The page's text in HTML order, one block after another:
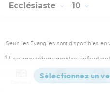
Ecclésiaste 10
Seuls les Évangiles sont disponibles en
1 Les mouches mortes
parfumeur ; de même, un peu
sagesse et sur la gloire.
Versions Commentaires